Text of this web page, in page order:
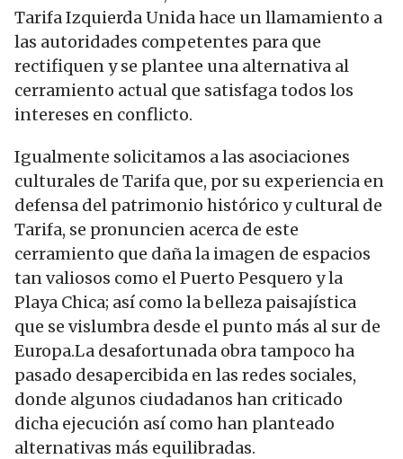
Tarifa Izquierda Unida hace un llamamiento a
las autoridades competentes para que
rectifiquen y se plantee una alternativa al
cerramiento actual que satisfaga todos los
intereses en conflicto.
Igualmente solicitamos a las asociaciones
culturales de Tarifa que, por su experiencia en
defensa del patrimonio histórico y cultural de
Tarifa, se pronuncien acerca de este
cerramiento que daña la imagen de espacios
tan valiosos como el Puerto Pesquero y la
Playa Chica; así como la belleza paisajística
que se vislumbra desde el punto más al sur de
Europa.La desafortunada obra tampoco ha
pasado desapercibida en las redes sociales,
donde algunos ciudadanos han criticado
dicha ejecución así como han planteado
alternativas más equilibradas.